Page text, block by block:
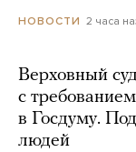
НОВОСТИ 2 часа
Верховный
с
в Госдуму.
людей